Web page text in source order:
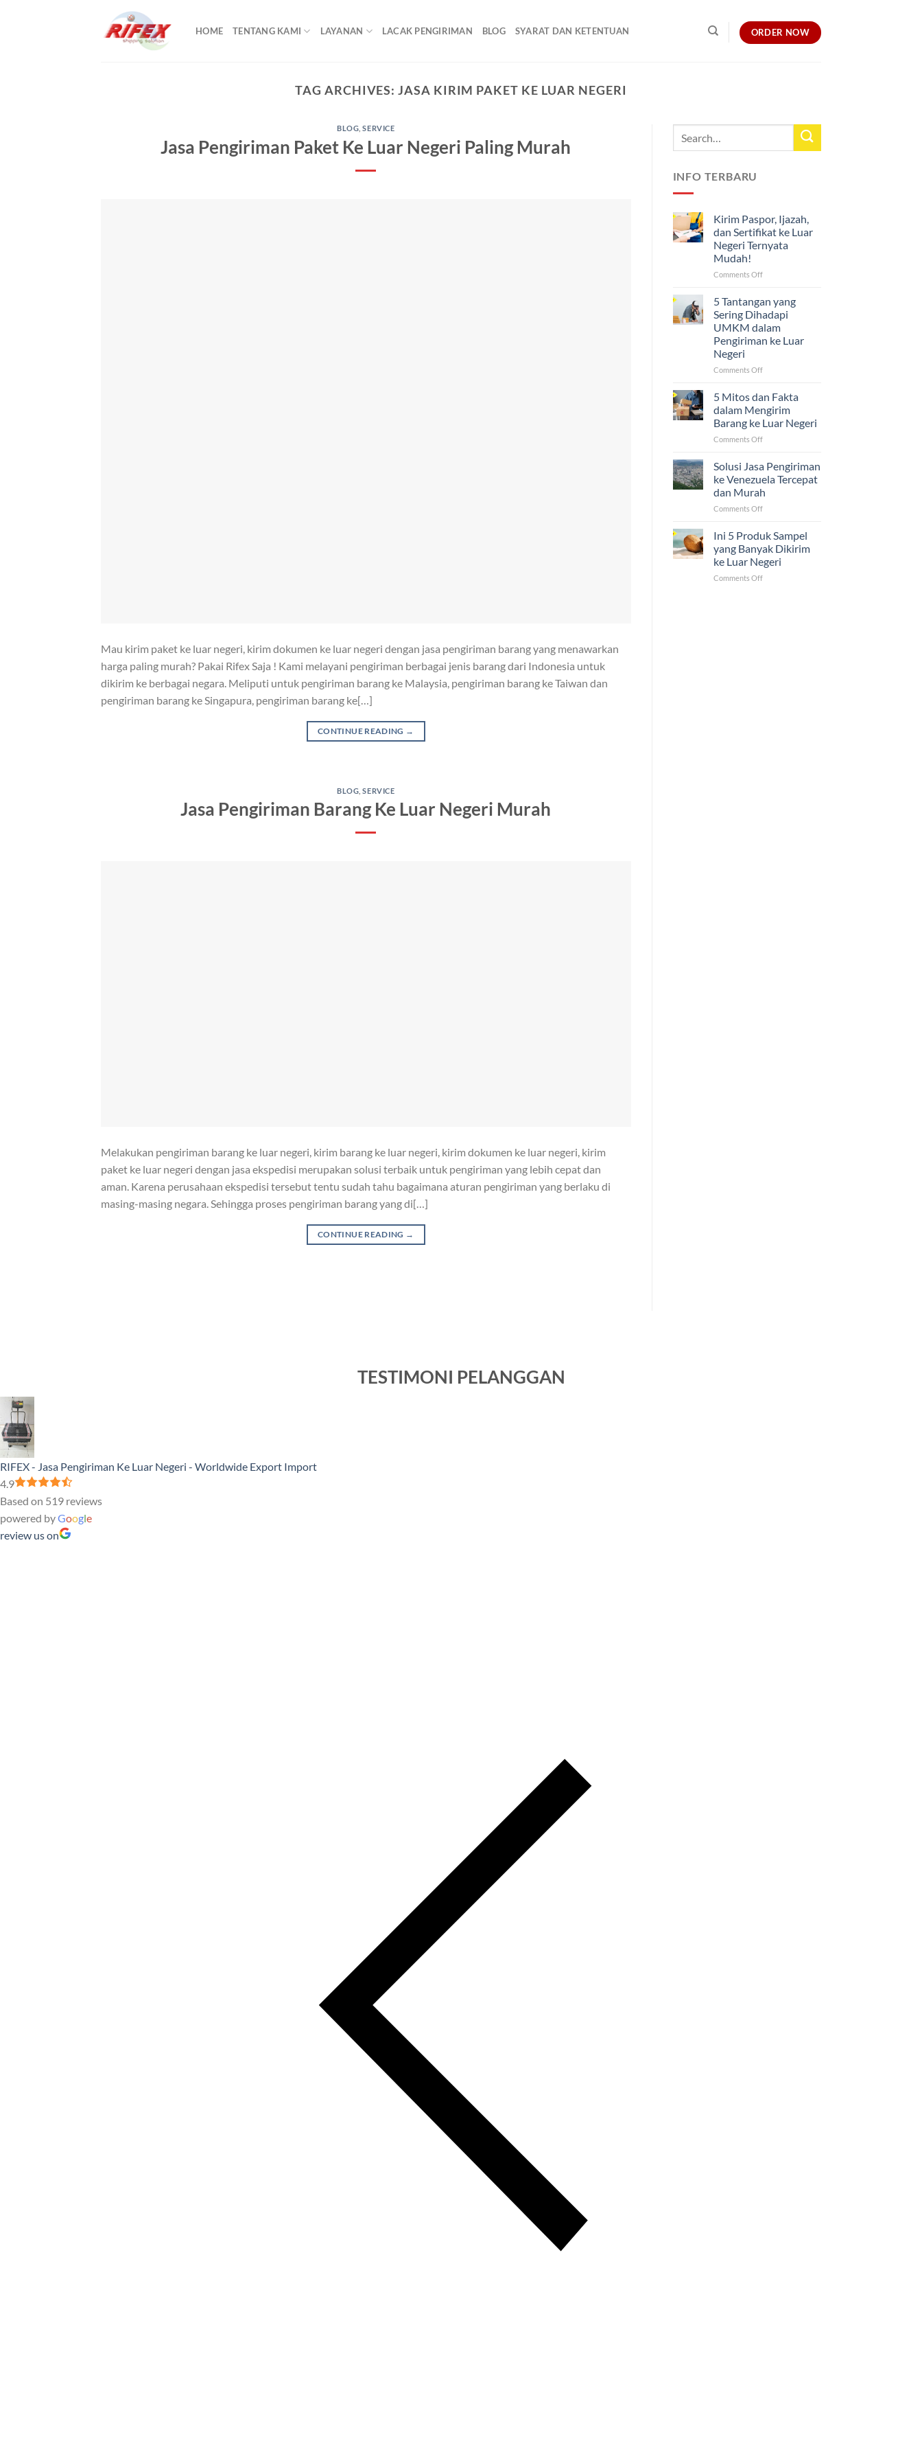
HOME TENTANG KAMI LAYANAN LACAK PENGIRIMAN BLOG SYARAT DAN KETENTUAN ORDER NOW
TAG ARCHIVES:JASA KIRIM PAKET KE LUAR NEGERI
BLOG ,SERVICE
Jasa Pengiriman Paket Ke Luar Negeri Paling Murah
Mau kirim paket ke luar negeri, kirim dokumen ke luar negeri dengan jasa pengiriman barang yang menawarkan
harga paling murah? Pakai Rifex Saja ! Kami melayani pengiriman berbagai jenis barang dari Indonesia untuk
dikirim ke berbagai negara. Meliputi untuk pengiriman barang ke Malaysia, pengiriman barang ke Taiwan dan
pengiriman barang ke Singapura, pengiriman barang ke[…]
CONTINUE READING →
BLOG ,SERVICE
Jasa Pengiriman Barang Ke Luar Negeri Murah
Melakukan pengiriman barang ke luar negeri, kirim barang ke luar negeri, kirim dokumen ke luar negeri, kirim
paket ke luar negeri dengan jasa ekspedisi merupakan solusi terbaik untuk pengiriman yang lebih cepat dan
aman. Karena perusahaan ekspedisi tersebut tentu sudah tahu bagaimana aturan pengiriman yang berlaku di
masing-masing negara. Sehingga proses pengiriman barang yang di[…]
CONTINUE READING →
INFO TERBARU
Kirim Paspor, Ijazah,
dan Sertifikat ke Luar
Negeri Ternyata
Mudah!
Comments Offon
Ijazah,
dan
Sertifikat
ke
Negeri
5 Tantangan yang
Sering Dihadapi
UMKM dalam
Pengiriman ke Luar
Negeri
Comments Offon
Tantangan
yang
Sering
Dihadapi
UMKM
Pengiriman
ke
Luar
Negeri
5 Mitos dan Fakta
dalam Mengirim
Barang ke Luar Negeri
Comments Offon
Mitos
dan
Fakta
dalam
Mengirim
ke
Luar
Negeri
Solusi Jasa Pengiriman
ke Venezuela Tercepat
dan Murah
Comments Offon
Jasa
Pengiriman
ke
Venezuela
Tercepat
Ini 5 Produk Sampel
yang Banyak Dikirim
ke Luar Negeri
Comments Offon
TESTIMONI PELANGGAN
RIFEX - Jasa Pengiriman Ke Luar Negeri - Worldwide Export Import
4.9
Based on 519 reviews
powered byGoogle
review us on